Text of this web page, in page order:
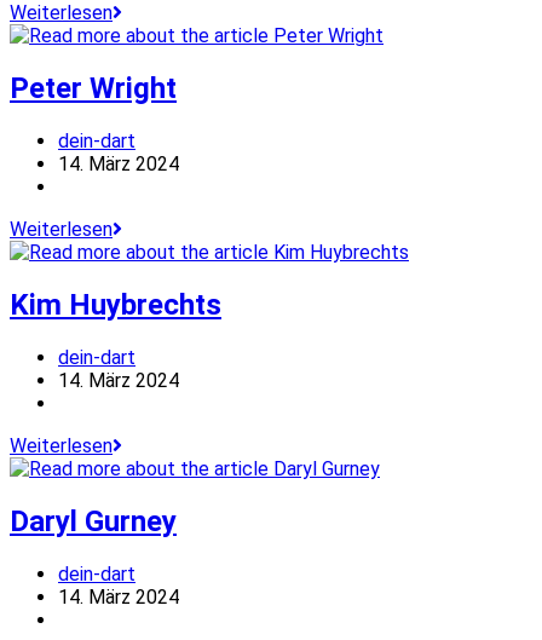
WeiterlesenLuke
Humphries
Peter Wright
Beitrags-
Autor:
dein-dart
Beitrag
14. März 2024
WeiterlesenPeter
Wright
Kim Huybrechts
Beitrags-
Autor:
dein-dart
Beitrag
14. März 2024
WeiterlesenKim
Huybrechts
Daryl Gurney
Beitrags-
Autor:
dein-dart
Beitrag
14. März 2024